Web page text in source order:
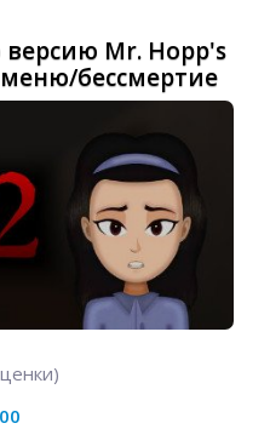
Mr. Hopp's
бессмертие